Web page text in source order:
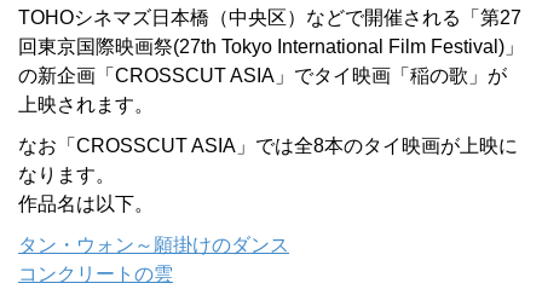
TOHOシネマズ日本橋（中央区）などで開催される「第27
回東京国際映画祭(27th Tokyo International Film Festival)」
の新企画「CROSSCUT ASIA」でタイ映画「稲の歌」が
上映されます。
なお「CROSSCUT ASIA」では全8本のタイ映画が上映に
なります。
作品名は以下。
タン・ウォン～願掛けのダンス
コンクリートの雲